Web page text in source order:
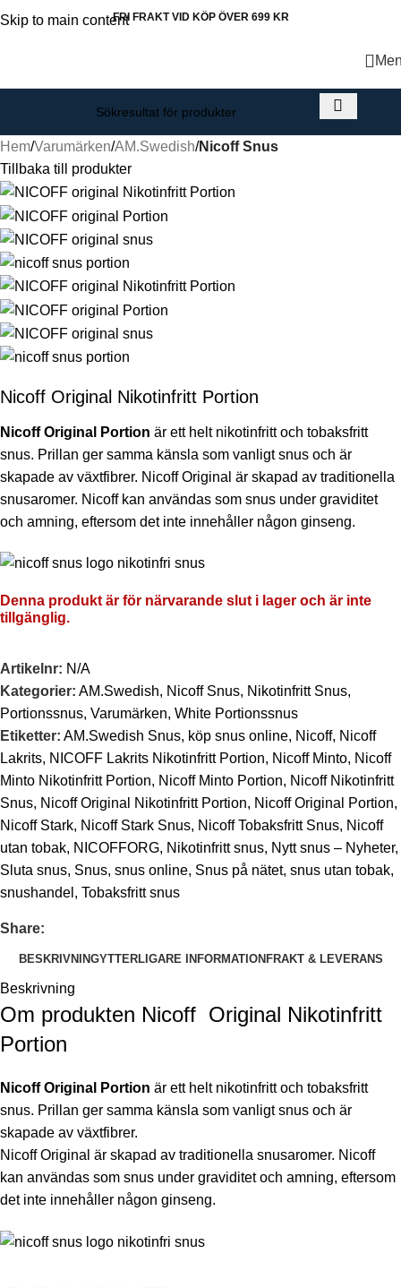
Skip to main contentFRI FRAKT VID KÖP ÖVER 699 KR
Hem Varumärken AM.Swedish Nicoff Snus
Tillbaka till produkter
Nicoff Original Nikotinfritt Portion
Nicoff Original Portion är ett helt nikotinfritt och tobaksfritt
snus. Prillan ger samma känsla som vanligt snus och är
skapade av växtfibrer. Nicoff Original är skapad av traditionella
snusaromer. Nicoff kan användas som snus under graviditet
och amning, eftersom det inte innehåller någon ginseng.
Denna produkt är för närvarande slut i lager och är inte
tillgänglig.
Artikelnr: N/A
Kategorier: AM.Swedish, Nicoff Snus, Nikotinfritt Snus,
Portionssnus, Varumärken, White Portionssnus
Etiketter: AM.Swedish Snus, köp snus online, Nicoff, Nicoff
Lakrits, NICOFF Lakrits Nikotinfritt Portion, Nicoff Minto, Nicoff
Minto Nikotinfritt Portion, Nicoff Minto Portion, Nicoff Nikotinfritt
Snus, Nicoff Original Nikotinfritt Portion, Nicoff Original Portion,
Nicoff Stark, Nicoff Stark Snus, Nicoff Tobaksfritt Snus, Nicoff
utan tobak, NICOFFORG, Nikotinfritt snus, Nytt snus – Nyheter,
Sluta snus, Snus, snus online, Snus på nätet, snus utan tobak,
snushandel , Tobaksfritt snus
Share:
BESKRIVNINGYTTERLIGARE INFORMATION FRAKT & LEVERANS
Beskrivning
Om produkten Nicoff Original Nikotinfritt
Portion
Nicoff Original Portion är ett helt nikotinfritt och tobaksfritt
snus. Prillan ger samma känsla som vanligt snus och är
skapade av växtfibrer.
Nicoff Original är skapad av traditionella snusaromer. Nicoff
kan användas som snus under graviditet och amning, eftersom
det inte innehåller någon ginseng.